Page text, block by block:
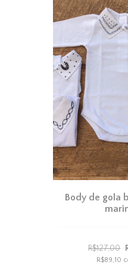
Body de gola
R$127,00
R$89,10